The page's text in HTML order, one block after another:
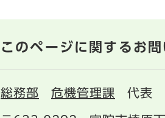
このページに関するお
総務部 危機管理課 代表